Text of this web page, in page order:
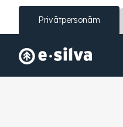
Privātpersonām